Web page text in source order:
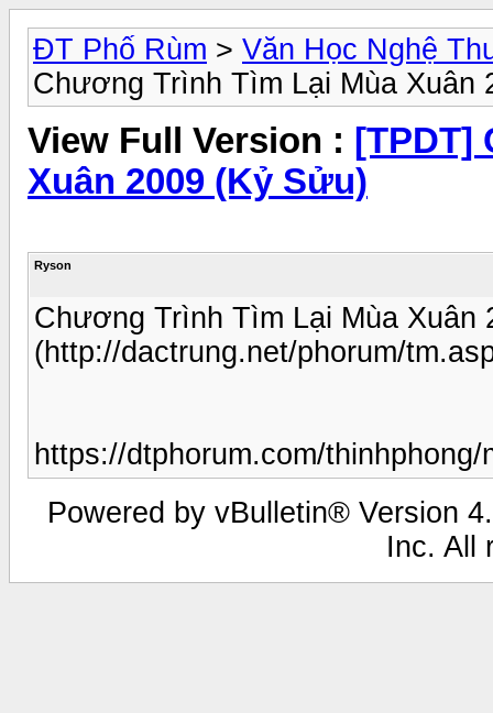
ĐT Phố Rùm > Văn Học Nghệ
Chương Trình Tìm Lại Mùa Xuân
View Full Version : [TPDT]
Xuân 2009 (Kỷ Sửu)
Ryson
Chương Trình Tìm Lại Mùa Xuân
(http://dactrung.net/phorum/
https://dtphorum.com/
Powered by vBulletin® Version
Inc. All